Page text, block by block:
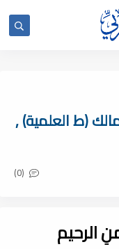
(ط العلمية) ,
(0)
الرحيم